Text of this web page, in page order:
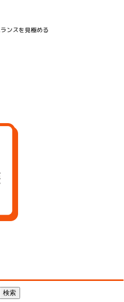
ンスを見極める